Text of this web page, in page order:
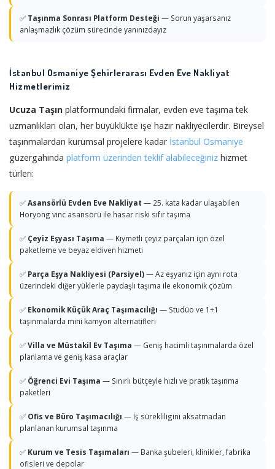
✅ Taşınma Sonrası Platform Desteği — Sorun yaşarsanız
anlaşmazlık çözüm sürecinde yanınızdayız
İstanbul Osmaniye Şehirlerarası Evden Eve Nakliyat
Hizmetlerimiz
Ucuza Taşın platformundaki firmalar, evden eve taşıma tek
uzmanlıkları olan, her büyüklükte işe hazır nakliyecilerdir. Bireysel
taşınmalardan kurumsal projelere kadar İstanbul Osmaniye
güzergahında platform üzerinden teklif alabileceğiniz hizmet
türleri:
✅Asansörlü Evden Eve Nakliyat — 25. kata kadar ulaşabilen
Horyong vinc asansörü ile hasar riski sıfır taşıma
✅ Çeyiz Eşyası Taşıma — Kıymetli çeyiz parçaları için özel
paketleme ve beyaz eldiven hizmeti
✅ Parça Eşya Nakliyesi (Parsiyel)— Az eşyanız için aynı rota
üzerindeki diğer yüklerle paydaşlı taşıma ile ekonomik çözüm
✅ Ekonomik Küçük Araç Taşımacılığı — Studüo ve 1+1
taşınmalarda mini kamyon alternatifleri
✅Villa ve Müstakil Ev Taşıma — Geniş hacimli taşınmalarda özel
planlama ve geniş kasa araçlar
✅ Öğrenci Evi Taşıma — Sınırlı bütçeyle hızlı ve pratik taşınma
paketleri
✅ Ofis ve Büro Taşımacılığı — İş sürekliligini aksatmadan
planlanan kurumsal taşınma
✅ Kurum ve Tesis Taşımaları — Banka şubeleri, klinikler, fabrika
ofisleri ve depolar